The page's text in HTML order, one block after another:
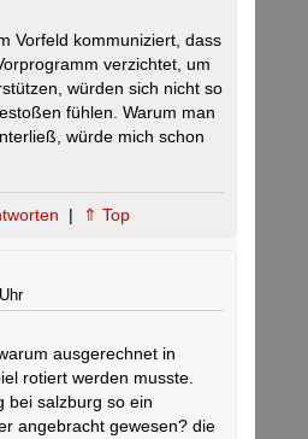
Vorfeld kommuniziert, dass
verzichtet, um
würden sich nicht so
fühlen. Warum man
würde mich schon
| ⇑ Top
ausgerechnet in
rotiert werden musste.
bei salzburg so ein
angebracht gewesen? die